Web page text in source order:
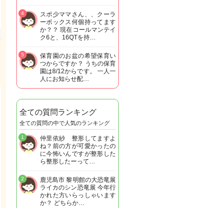
スポ少ママさん、、クーラ
ーボックス何個持ってます
か？？ 現在コールマンテイ
ク6と、16QTを持…
4
保育園のお盆の希望保育い
つからですか？ うちの保育
園は8/12からです。 一人一
人にお知らせ配…
5
全ての質問ランキング
全ての質問の中で人気のランキング
仲里依紗 整形してますよ
ね？前の方が可愛かったの
に今怖いんですが整形した
ら整形したーって…
1
鹿児島市 黎明館の大恐竜展
ライカのシン恐竜展 今年行
かれた方いらっしゃいます
か？ どちらか…
2